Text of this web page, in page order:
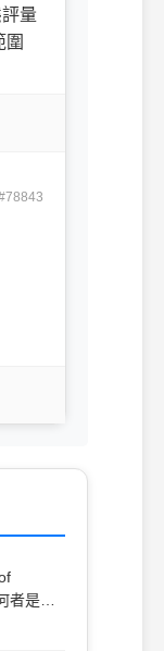
量
圍
是正
域 B.